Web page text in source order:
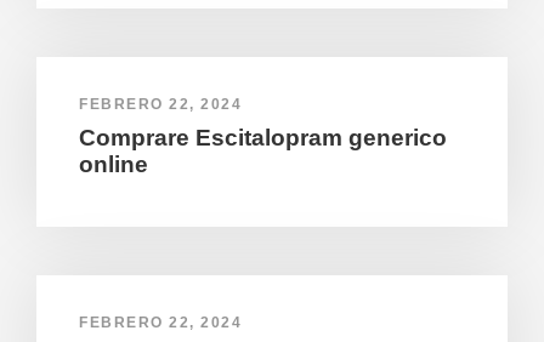
FEBRERO 22, 2024
Comprare Escitalopram generico
online
FEBRERO 22, 2024